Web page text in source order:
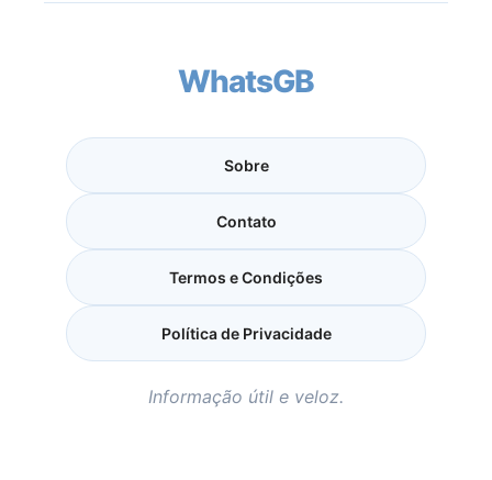
WhatsGB
Sobre
Contato
Termos e Condições
Política de Privacidade
Informação útil e veloz.